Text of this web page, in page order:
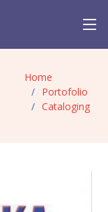
Home
Portofolio
Cataloging